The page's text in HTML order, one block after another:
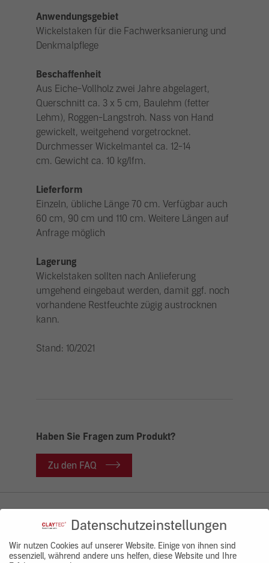
Anwendungsgebiet
Wickelstaken für die Fachwerksanierung und
Denkmalpflege
Beschaffenheit
Aus Eiche-Vollholz zwei Jahre abgelagert,
Querschnitt ca. 3 x 5 cm, Baulehm (fetter
Lehm), Roggen-Langstroh. Nass von Hand
gewickelt, weitgehend vorgetrocknet.
Durchmesser Wickelmantel ca. 12-14
cm. Gewicht ca. 10 kg/lfm.
Lieferform
Einzeln, übliche Länge 70 cm. Verfügbar auch
60 cm, 90 cm und 110 cm. Weitere Längen auf
Anfrage möglich
Lagerung
Wickelstaken sollten nach Anlieferung
umgehend eingebaut werden, damit ggf. noch
vorhandene Restfeuchte zügig austrocknen
kann.
Stand: 10/2021
Haben Sie Fragen zum Produkt?
Zu den FAQ
ÄHNLICHE PRODUKTE
Datenschutzeinstellungen
Wir nutzen Cookies auf unserer Website. Einige von ihnen sind
essenziell, während andere uns helfen, diese Website und Ihre